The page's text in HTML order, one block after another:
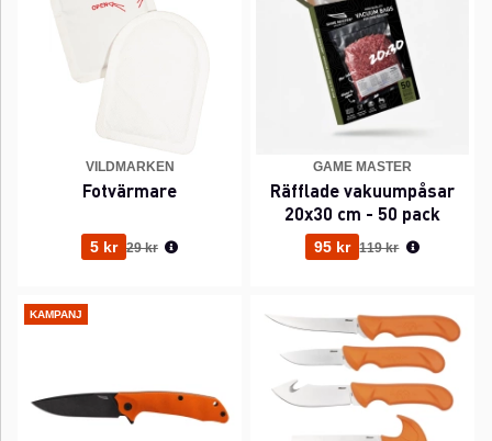
VILDMARKEN
Fotvärmare
5 kr Ordinarie pris:
29 kr
GAME MASTER
Räfflade vakuumpåsar
20x30 cm - 50 pack
95 kr Ordinarie pris:
119 kr
KAMPANJ